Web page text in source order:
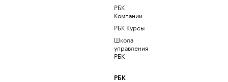
РБК
Компании
РБК Курсы
Школа
управления
РБК
РБК